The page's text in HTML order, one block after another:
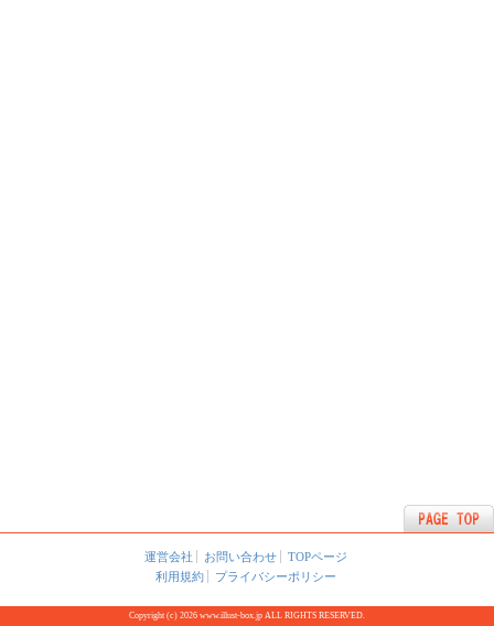
運営会社 お問い合わせ
TOPページ
利用規約
プライバシーポリシー
Copyright (c) 2026 www.illust-box.jp ALL RIGHTS RESERVED.